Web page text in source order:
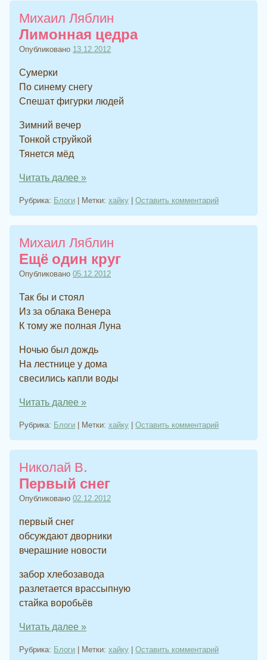
Михаил Ляблин
Лимонная цедра
Опубликовано 13.12.2012
Сумерки
По синему снегу
Спешат фигурки людей
Зимний вечер
Тонкой струйкой
Тянется мёд
Читать далее »
Рубрика: Блоги Метки: хайку Оставить комментарий
Михаил Ляблин
Ещё один круг
Опубликовано 05.12.2012
Так бы и стоял
Из за облака Венера
К тому же полная Луна
Ночью был дождь
На лестнице у дома
свесились капли воды
Читать далее »
Рубрика: Блоги Метки: хайку Оставить комментарий
Николай В.
Первый снег
Опубликовано 02.12.2012
первый снег
обсуждают дворники
вчерашние новости
забор хлебозавода
разлетается врассыпную
стайка воробьёв
Читать далее »
Рубрика: Блоги Метки: хайку Оставить комментарий